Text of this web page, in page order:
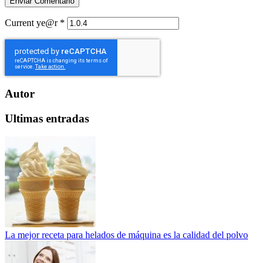
Current ye@r *
Autor
Ultimas entradas
La mejor receta para helados de máquina es la calidad del polvo